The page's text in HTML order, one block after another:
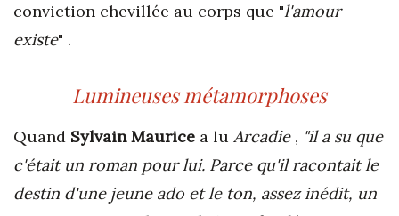
conviction chevillée au corps que "l'amour
existe" .
Lumineuses métamorphoses
Quand Sylvain Maurice a lu Arcadie, "il a su que
c'était un roman pour lui. Parce qu'il racontait le
destin d'une jeune ado et le ton, assez inédit, un